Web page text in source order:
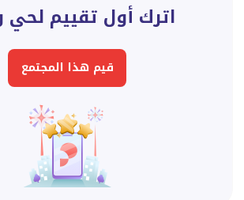
اترك أول تقييم
قيم هذا المجتمع